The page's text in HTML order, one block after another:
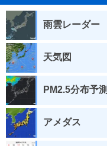
雨雲レーダー
天気図
PM2.5分布予測
アメダス